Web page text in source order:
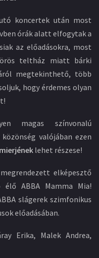
koncertek után most
órák alatt elfogytak a
az előadásokra, most
teltház miatt bárki
megtekinthető, több
hogy érdemes olyan
magas színvonalú
valójában ezen
lehet részese!
elképesztő
ABBA Mamma Mia!
slágerek szimfonikus
előadásában.
Erika, Malek Andrea,